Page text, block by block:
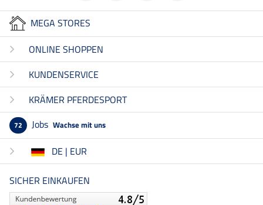
MEGA STORES
ONLINE SHOPPEN
KUNDENSERVICE
KRÄMER PFERDESPORT
72 Jobs Wachse mit uns
DE | EUR
SICHER EINKAUFEN